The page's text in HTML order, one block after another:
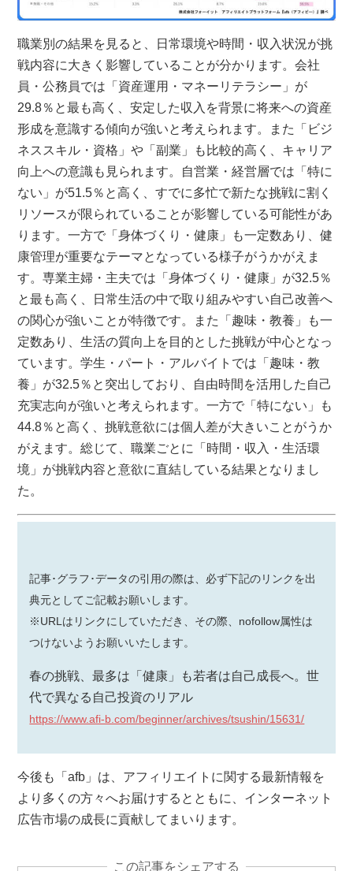
職業別の結果を見ると、日常環境や時間・収入状況が挑
戦内容に大きく影響していることが分かります。会社
員・公務員では「資産運用・マネーリテラシー」が
29.8％と最も高く、安定した収入を背景に将来への資産
形成を意識する傾向が強いと考えられます。また「ビジ
ネススキル・資格」や「副業」も比較的高く、キャリア
向上への意識も見られます。自営業・経営層では「特に
ない」が51.5％と高く、すでに多忙で新たな挑戦に割く
リソースが限られていることが影響している可能性があ
ります。一方で「身体づくり・健康」も一定数あり、健
康管理が重要なテーマとなっている様子がうかがえま
す。専業主婦・主夫では「身体づくり・健康」が32.5％
と最も高く、日常生活の中で取り組みやすい自己改善へ
の関心が強いことが特徴です。また「趣味・教養」も一
定数あり、生活の質向上を目的とした挑戦が中心となっ
ています。学生・パート・アルバイトでは「趣味・教
養」が32.5％と突出しており、自由時間を活用した自己
充実志向が強いと考えられます。一方で「特にない」も
44.8％と高く、挑戦意欲には個人差が大きいことがうか
がえます。総じて、職業ごとに「時間・収入・生活環
境」が挑戦内容と意欲に直結している結果となりまし
た。
記事･グラフ･データの引用の際は、必ず下記のリンクを出
典元としてご記載お願いします。
※URLはリンクにしていただき、その際、nofollow属性は
つけないようお願いいたします。
春の挑戦、最多は「健康」も若者は自己成長へ。世
代で異なる自己投資のリアル
https://www.afi-b.com/beginner/archives/tsushin/15631/
今後も「afb」は、アフィリエイトに関する最新情報を
より多くの方々へお届けするとともに、インターネット
広告市場の成長に貢献してまいります。
この記事をシェアする